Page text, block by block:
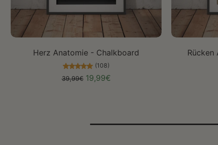
Herz Anatomie - Chalkboard
(108)
39,99€ 19,99€
Rücken